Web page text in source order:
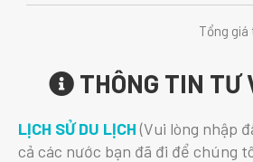
Tổng giá
THÔNG TIN TƯ
LỊCH SỬ DU LỊCH(Vui lòng nhập
cả các nước bạn đã đi để chúng